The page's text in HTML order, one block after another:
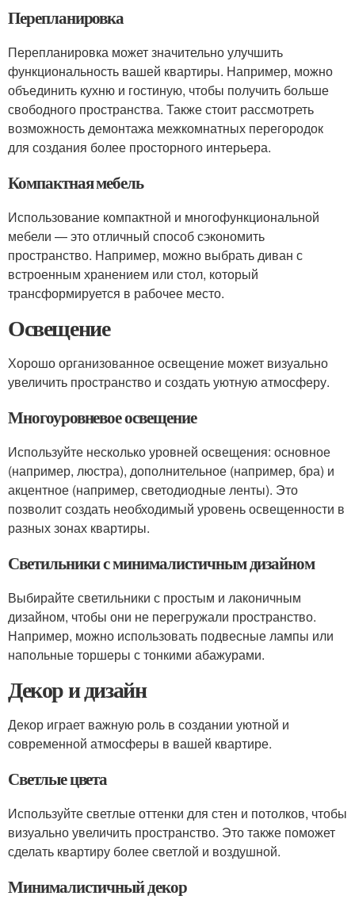
Перепланировка
Перепланировка может значительно улучшить
функциональность вашей квартиры. Например, можно
объединить кухню и гостиную, чтобы получить больше
свободного пространства. Также стоит рассмотреть
возможность демонтажа межкомнатных перегородок
для создания более просторного интерьера.
Компактная мебель
Использование компактной и многофункциональной
мебели — это отличный способ сэкономить
пространство. Например, можно выбрать диван с
встроенным хранением или стол, который
трансформируется в рабочее место.
Освещение
Хорошо организованное освещение может визуально
увеличить пространство и создать уютную атмосферу.
Многоуровневое освещение
Используйте несколько уровней освещения: основное
(например, люстра), дополнительное (например, бра) и
акцентное (например, светодиодные ленты). Это
позволит создать необходимый уровень освещенности в
разных зонах квартиры.
Светильники с минималистичным дизайном
Выбирайте светильники с простым и лаконичным
дизайном, чтобы они не перегружали пространство.
Например, можно использовать подвесные лампы или
напольные торшеры с тонкими абажурами.
Декор и дизайн
Декор играет важную роль в создании уютной и
современной атмосферы в вашей квартире.
Светлые цвета
Используйте светлые оттенки для стен и потолков, чтобы
визуально увеличить пространство. Это также поможет
сделать квартиру более светлой и воздушной.
Минималистичный декор